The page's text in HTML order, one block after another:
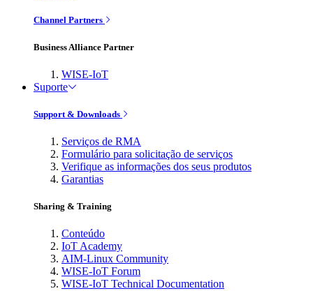
Channel Partners
Business Alliance Partner
WISE-IoT
Suporte
Support & Downloads
Serviços de RMA
Formulário para solicitação de serviços
Verifique as informações dos seus produtos
Garantias
Sharing & Training
Conteúdo
IoT Academy
AIM-Linux Community
WISE-IoT Forum
WISE-IoT Technical Documentation